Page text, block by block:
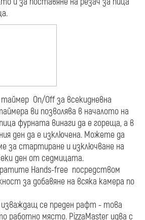
On/Off за всекидневна
ви позволява в началото на
фурната винаги да е гореща, а в
ден да е изключена. Можете да
за стартиране и изключване на
ден от седмицата.
Hands-free посредством
за добавяне на всяка камера по
се преден рафт - това
работно място. PizzaMaster идва с